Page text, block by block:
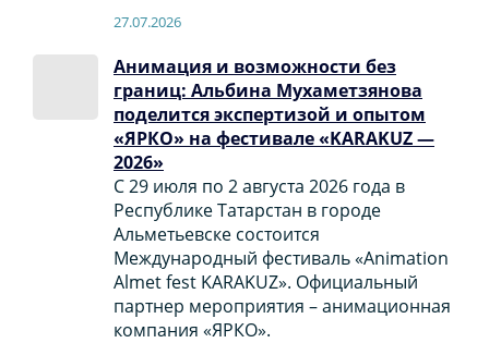
27.07.2026
Анимация и возможности без
границ: Альбина Мухаметзянова
поделится экспертизой и опытом
«ЯРКО» на фестивале «KARAKUZ —
2026»
С 29 июля по 2 августа 2026 года в
Республике Татарстан в городе
Альметьевске состоится
Международный фестиваль «Animation
Almet fest KARAKUZ». Официальный
партнер мероприятия – анимационная
компания «ЯРКО».